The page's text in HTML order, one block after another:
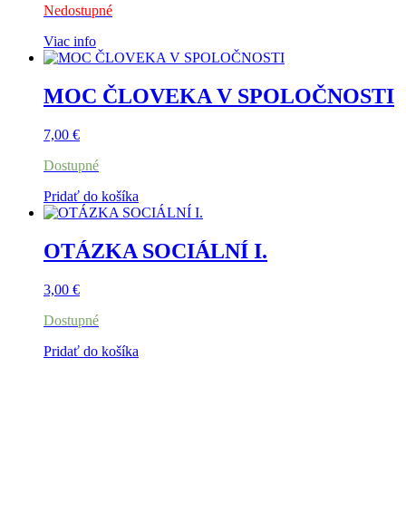
Nedostupné
Viac info
MOC ČLOVEKA V SPOLOČNOSTI
7,00 €
Dostupné
Pridať do košíka
OTÁZKA SOCIÁLNÍ I.
3,00 €
Dostupné
Pridať do košíka